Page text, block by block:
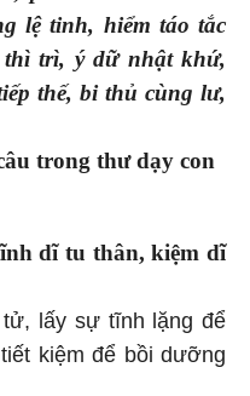
lệ tinh, hiểm táo tắc
trì, ý dữ nhật khứ,
thế, bi thủ cùng lư,
trong thư dạy con
dĩ tu thân, kiệm dĩ
lấy sự tĩnh lặng để
kiệm để bồi dưỡng